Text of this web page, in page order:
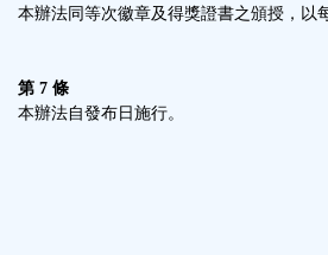
本辦法同等次徽章及得獎證書之頒授，以
第 7 條
本辦法自發布日施行。